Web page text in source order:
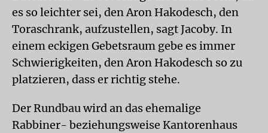
es so leichter sei, den Aron Hakodesch, den
Toraschrank, aufzustellen, sagt Jacoby. In
einem eckigen Gebetsraum gebe es immer
Schwierigkeiten, den Aron Hakodesch so zu
platzieren, dass er richtig stehe.
Der Rundbau wird an das ehemalige
Rabbiner- beziehungsweise Kantorenhaus